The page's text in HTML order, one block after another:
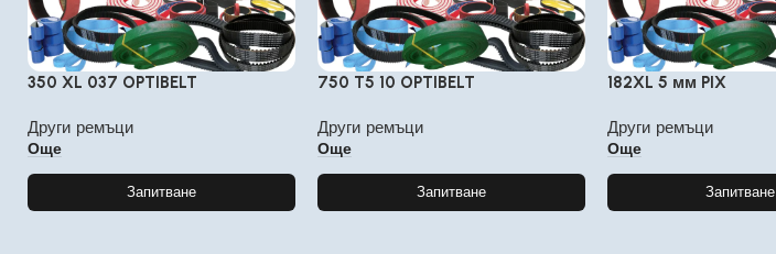
350 XL 037 OPTIBELT
Други ремъци
Още
Запитване
750 T5 10 OPTIBELT
Други ремъци
Още
Запитване
182XL 5 мм PIX
Други ремъци
Още
Запитване